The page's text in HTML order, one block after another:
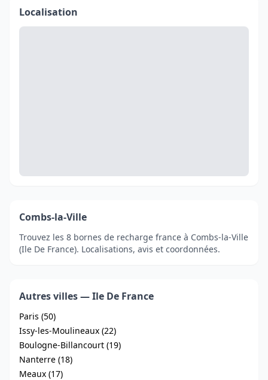
Localisation
Combs-la-Ville
Trouvez les 8 bornes de recharge france à Combs-la-Ville
(Ile De France). Localisations, avis et coordonnées.
Autres villes — Ile De France
Paris (50)
Issy-les-Moulineaux (22)
Boulogne-Billancourt (19)
Nanterre (18)
Meaux (17)